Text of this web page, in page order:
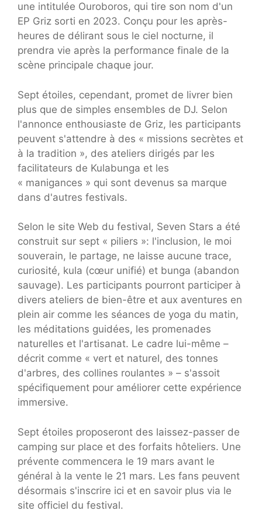
une intitulée Ouroboros, qui tire son nom d'un
EP Griz sorti en 2023. Conçu pour les après-
heures de délirant sous le ciel nocturne, il
prendra vie après la performance finale de la
scène principale chaque jour.
Sept étoiles, cependant, promet de livrer bien
plus que de simples ensembles de DJ. Selon
l'annonce enthousiaste de Griz, les participants
peuvent s'attendre à des « missions secrètes et
à la tradition », des ateliers dirigés par les
facilitateurs de Kulabunga et les
« manigances » qui sont devenus sa marque
dans d'autres festivals.
Selon le site Web du festival, Seven Stars a été
construit sur sept « piliers »: l'inclusion, le moi
souverain, le partage, ne laisse aucune trace,
curiosité, kula (cœur unifié) et bunga (abandon
sauvage). Les participants pourront participer à
divers ateliers de bien-être et aux aventures en
plein air comme les séances de yoga du matin,
les méditations guidées, les promenades
naturelles et l'artisanat. Le cadre lui-même –
décrit comme « vert et naturel, des tonnes
d'arbres, des collines roulantes » – s'assoit
spécifiquement pour améliorer cette expérience
immersive.
Sept étoiles proposeront des laissez-passer de
camping sur place et des forfaits hôteliers. Une
prévente commencera le 19 mars avant le
général à la vente le 21 mars. Les fans peuvent
désormais s'inscrire ici et en savoir plus via le
site officiel du festival.